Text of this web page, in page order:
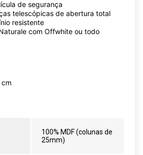
de segurança
telescópicas de abertura total
resistente
com Offwhite ou todo
100% MDF (colunas de
25mm)